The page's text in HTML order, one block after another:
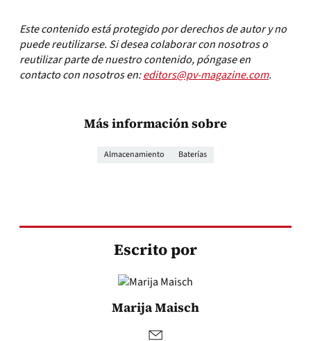
Este contenido está protegido por derechos de autor y no
puede reutilizarse. Si desea colaborar con nosotros o
reutilizar parte de nuestro contenido, póngase en
contacto con nosotros en:editors@pv-magazine.com.
Más información sobre
Almacenamiento Baterías
Escrito por
Marija Maisch